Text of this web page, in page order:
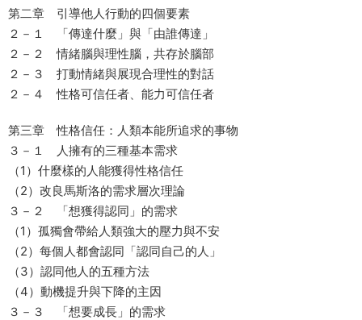
第二章 引導他人行動的四個要素
２－１ 「傳達什麼」與「由誰傳達」
２－２ 情緒腦與理性腦，共存於腦部
２－３ 打動情緒與展現合理性的對話
２－４ 性格可信任者、能力可信任者
第三章 性格信任：人類本能所追求的事物
３－１ 人擁有的三種基本需求
（1）什麼樣的人能獲得性格信任
（2）改良馬斯洛的需求層次理論
３－２ 「想獲得認同」的需求
（1）孤獨會帶給人類強大的壓力與不安
（2）每個人都會認同「認同自己的人」
（3）認同他人的五種方法
（4）動機提升與下降的主因
３－３ 「想要成長」的需求